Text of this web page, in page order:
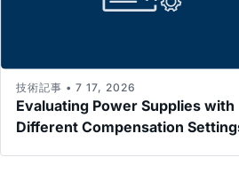
Evaluating Power Supplies with
Different Compensation
技術記事 • 7 17, 2026